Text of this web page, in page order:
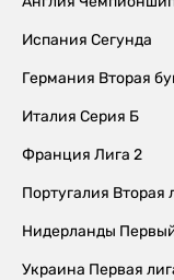
Испания Сегунда
Германия Вторая
Италия Серия Б
Франция Лига 2
Португалия Вторая
Нидерланды
Украина Первая